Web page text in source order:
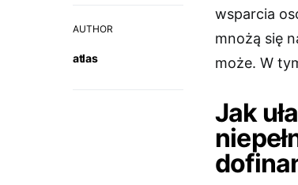
AUTHOR
atlas
wsparcia
mnożą się
może. W
Jak